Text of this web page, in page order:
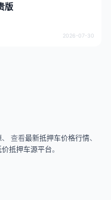
版
2026-07-30
、 查看最新抵押车价格行情、
抵押车源平台。